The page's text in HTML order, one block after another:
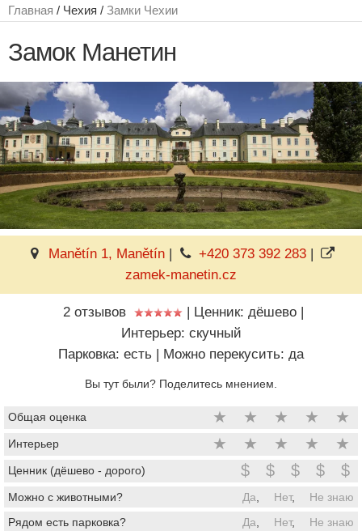
Главная / Чехия / Замки Чехии
Замок Манетин
Manětín 1, Manětín| +420 373 392 283 |
zamek-manetin.cz
2 отзывов | Ценник: дёшево |
Интерьер: скучный
Парковка: есть | Можно перекусить: да
Вы тут были? Поделитесь мнением.
Общая оценка ★ ★ ★ ★ ★
Интерьер ★ ★ ★ ★ ★
Ценник (дёшево - дорого) $ $ $ $ $
Можно с животными? Да Нет,
Не знаю
Рядом есть парковка?
Да Нет,
Не знаю